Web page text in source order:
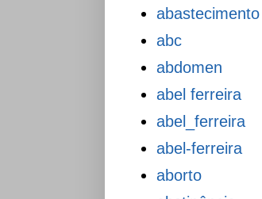
abc
abdomen
abel ferreira
abel_ferreira
abel-ferreira
aborto